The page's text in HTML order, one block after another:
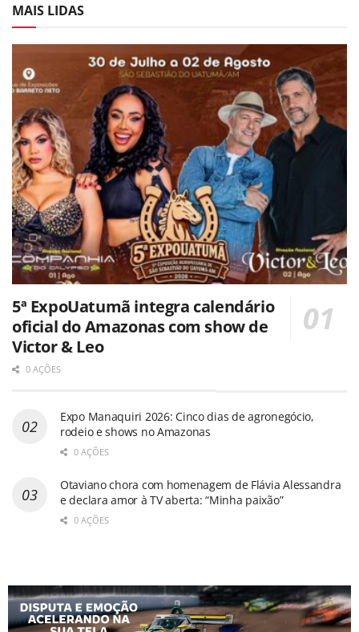
MAIS LIDAS
5ª ExpoUatumã integra calendário
oficial do Amazonas com show de
Victor & Leo
0 AÇÕES
Expo Manaquiri 2026: Cinco dias de agronegócio,
rodeio e shows no Amazonas
0 AÇÕES
Otaviano chora com homenagem de Flávia Alessandra
e declara amor à TV aberta: “Minha paixão”
0 AÇÕES